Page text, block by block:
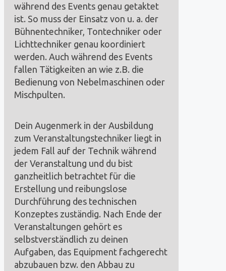
während des Events genau getaktet
ist. So muss der Einsatz von u. a. der
Bühnentechniker, Tontechniker oder
Lichttechniker genau koordiniert
werden. Auch während des Events
fallen Tätigkeiten an wie z.B. die
Bedienung von Nebelmaschinen oder
Mischpulten.
Dein Augenmerk in der Ausbildung
zum Veranstaltungstechniker liegt in
jedem Fall auf der Technik während
der Veranstaltung und du bist
ganzheitlich betrachtet für die
Erstellung und reibungslose
Durchführung des technischen
Konzeptes zuständig. Nach Ende der
Veranstaltungen gehört es
selbstverständlich zu deinen
Aufgaben, das Equipment fachgerecht
abzubauen bzw. den Abbau zu